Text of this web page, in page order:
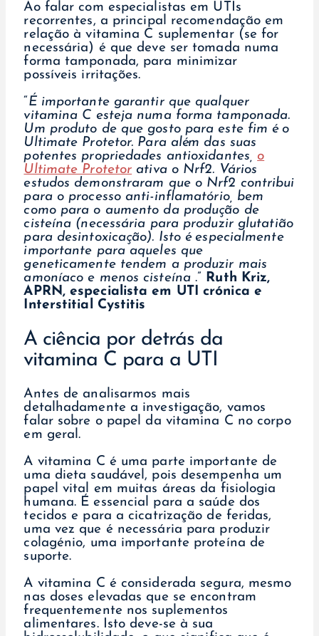
Ao falar com especialistas em UTIs
recorrentes, a principal recomendação em
relação à vitamina C suplementar (se for
necessária) é que deve ser tomada numa
forma tamponada, para minimizar
possíveis irritações.
É importante garantir que qualquer
vitamina C esteja numa forma tamponada.
Um produto de que gosto para este fim é o
Ultimate Protetor. Para além das suas
potentes propriedades antioxidantes, o
Ultimate Protetor ativa o Nrf2. Vários
estudos demonstraram que o Nrf2 contribui
para o processo anti-inflamatório, bem
como para o aumento da produção de
cisteína (necessária para produzir glutatião
para desintoxicação). Isto é especialmente
importante para aqueles que
geneticamente tendem a produzir mais
amoníaco e menos cisteína.” Ruth Kriz,
APRN, especialista em UTI crónica e
Interstitial Cystitis
A ciência por detrás da
vitamina C para a UTI
Antes de analisarmos mais
detalhadamente a investigação, vamos
falar sobre o papel da vitamina C no corpo
em geral.
A vitamina C é uma parte importante de
uma dieta saudável, pois desempenha um
papel vital em muitas áreas da fisiologia
humana. É essencial para a saúde dos
tecidos e para a cicatrização de feridas,
uma vez que é necessária para produzir
colagénio, uma importante proteína de
suporte.
A vitamina C é considerada segura, mesmo
nas doses elevadas que se encontram
frequentemente nos suplementos
alimentares. Isto deve-se à sua